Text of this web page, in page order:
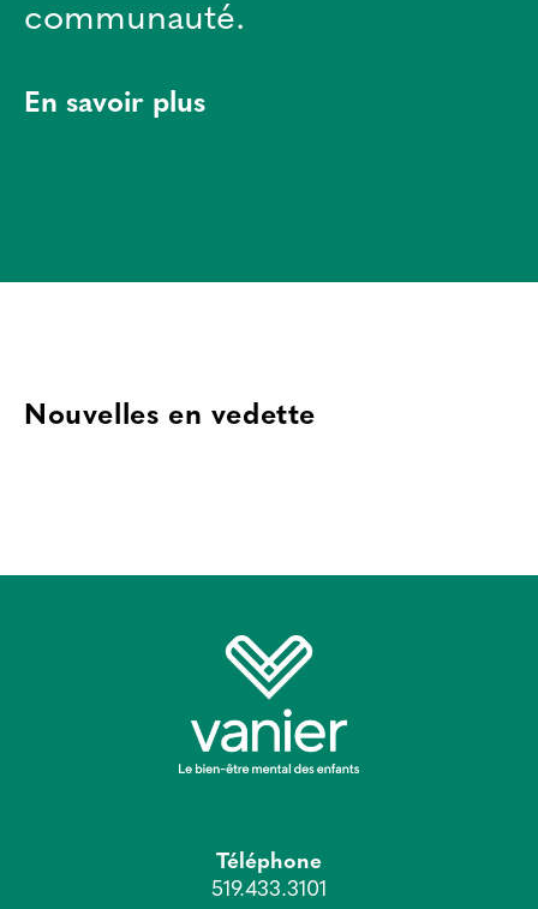
communauté.
En savoir plus
Nouvelles en vedette
Téléphone
519.433.3101